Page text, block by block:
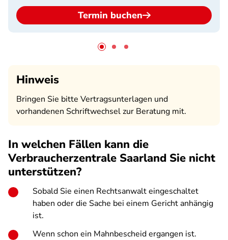
Termin buchen
Hinweis
Bringen Sie bitte Vertragsunterlagen und
vorhandenen Schriftwechsel zur Beratung mit.
In welchen Fällen kann die
Verbraucherzentrale Saarland Sie nicht
unterstützen?
Sobald Sie einen Rechtsanwalt eingeschaltet
haben oder die Sache bei einem Gericht anhängig
ist.
Wenn schon ein Mahnbescheid ergangen ist.